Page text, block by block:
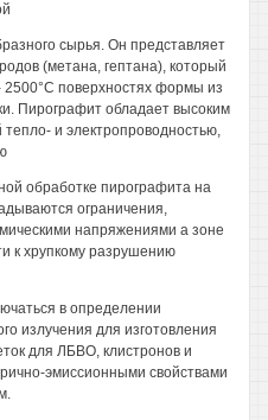
сырья. Он представляет
(метана, гептана), который
2500°С поверхностях формы из
Пирографит обладает высоким
и электропроводностью,
обработке пирографита на
ограничения,
напряжениями а зоне
к хрупкому разрушению
в определении
излучения для изготовления
для ЛБВО, клистронов и
эмиссионными свойствами